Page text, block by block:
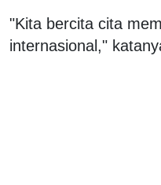
"Kita bercita cita
internasional,"